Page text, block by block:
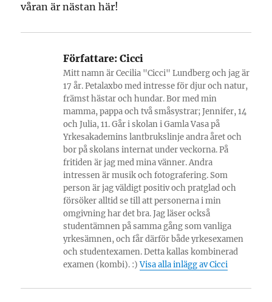
våran är nästan här!
Författare: Cicci
Mitt namn är Cecilia "Cicci" Lundberg och jag är
17 år. Petalaxbo med intresse för djur och natur,
främst hästar och hundar. Bor med min
mamma, pappa och två småsystrar; Jennifer, 14
och Julia, 11. Går i skolan i Gamla Vasa på
Yrkesakademins lantbrukslinje andra året och
bor på skolans internat under veckorna. På
fritiden är jag med mina vänner. Andra
intressen är musik och fotografering. Som
person är jag väldigt positiv och pratglad och
försöker alltid se till att personerna i min
omgivning har det bra. Jag läser också
studentämnen på samma gång som vanliga
yrkesämnen, och får därför både yrkesexamen
och studentexamen. Detta kallas kombinerad
examen (kombi). :)Visa alla inlägg av Cicci